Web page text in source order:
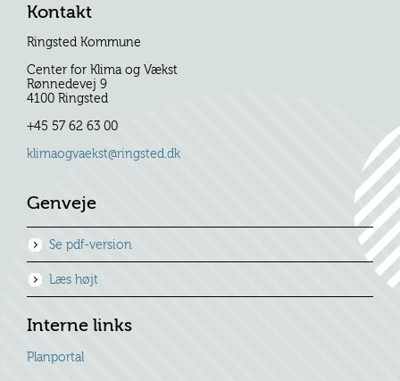
Kontakt
Ringsted Kommune
Center for Klima og Vækst
Rønnedevej 9
4100 Ringsted
+45 57 62 63 00
klimaogvaekst@ringsted.dk
Genveje
Se pdf-version
Læs højt
Interne links
Planportal